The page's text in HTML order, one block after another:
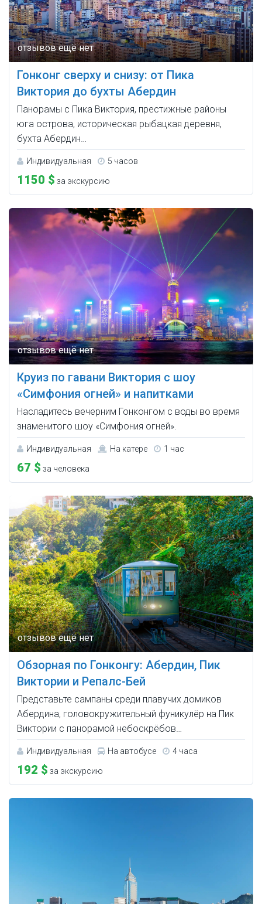
Гонконг сверху и снизу: от Пика
Виктория до бухты Абердин
Панорамы с Пика Виктория, престижные районы
юга острова, историческая рыбацкая деревня,
бухта Абердин…
Индивидуальная 5 часов
1150 $ за экскурсию
Круиз по гавани Виктория с шоу
«Симфония огней» и напитками
Насладитесь вечерним Гонконгом с воды во время
знаменитого шоу «Симфония огней».
Индивидуальная На катере 1 час
67 $ за человека
Обзорная по Гонконгу: Абердин, Пик
Виктории и Репалс-Бей
Представьте сампаны среди плавучих домиков
Абердина, головокружительный фуникулёр на Пик
Виктории с панорамой небоскрёбов…
Индивидуальная На автобусе 4 часа
192 $ за экскурсию